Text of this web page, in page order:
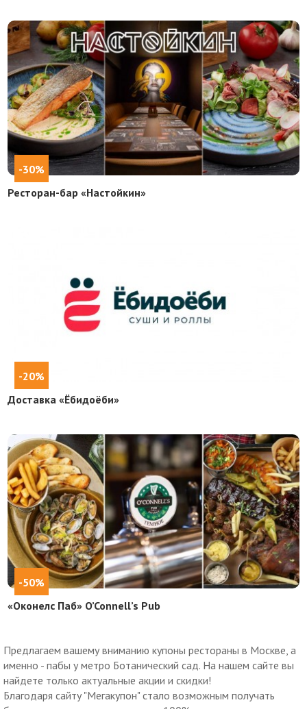
-30%
Ресторан-бар «Настойкин»
-20%
Доставка «Ёбидоёби»
-50%
«Оконелс Паб» O’Connell’s Pub
Предлагаем вашему вниманию купоны рестораны в Москве, а
именно - пабы у метро Ботанический сад. На нашем сайте вы
найдете только актуальные акции и скидки!
Благодаря сайту "Мегакупон" стало возможным получать